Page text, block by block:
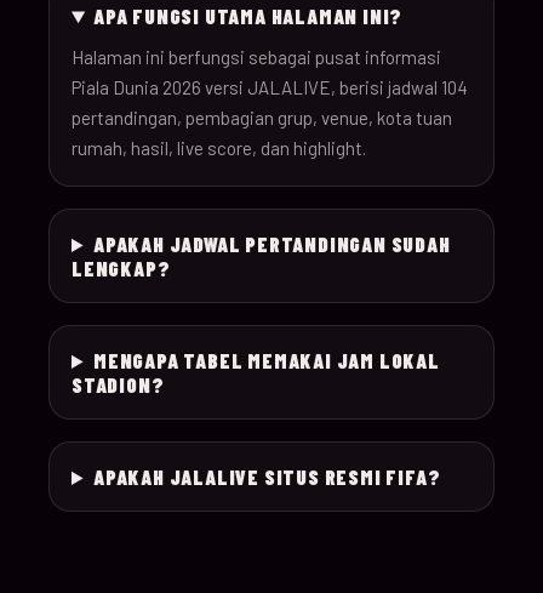
17-Jun-
26
18-Jun-
26
12:00
18-Jun-
26
Switzerland v
Herzegovina
027
18-Jun-
15:00 Canada v Qatar
028
26
19:00 Mexico v South
029 21:00 Brazil v Haiti
APA FUNGSI UTAMA HALAMAN INI?
Halaman ini berfungsi sebagai pusat informasi
Piala Dunia 2026 versi JALALIVE, berisi jadwal 104
pertandingan, pembagian grup, venue, kota tuan
rumah, hasil, live score, dan highlight.
APAKAH JADWAL PERTANDINGAN SUDAH
LENGKAP?
MENGAPA TABEL MEMAKAI JAM LOKAL
STADION?
APAKAH JALALIVE SITUS RESMI FIFA?